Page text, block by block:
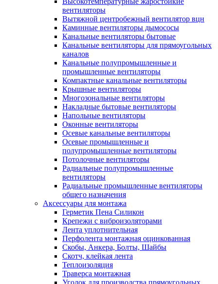
вентиляторы
Вытяжной центробежный вентилятор вцн
Каминные вентиляторы дымососы
Канальные вентиляторы бытовые
Канальные вентиляторы для прямоугольных
каналов
Канальные полупромышленные и
промышленные вентиляторы
Компактные канальные вентиляторы
Крышные вентиляторы
Многозональные вентиляторы
Накладные бытовые вентиляторы
Напольные вентиляторы
Оконные вентиляторы
Осевые канальные вентиляторы
Осевые промышленные и
полупромышленные вентиляторы
Потолочные вентиляторы
Радиальные полупромышленные
вентиляторы
Радиальные промышленные вентиляторы
общего назначения
Аксессуары для монтажа
Герметик Пена Силикон
Крепежи с виброизоляторами
Лента уплотнительная
Перфолента монтажная оцинкованная
Скобы, Анкера, Болты, Шайбы
Скотч, клейкая лента
Теплоизоляция
Траверса монтажная
Уголок для производства прямоугольных